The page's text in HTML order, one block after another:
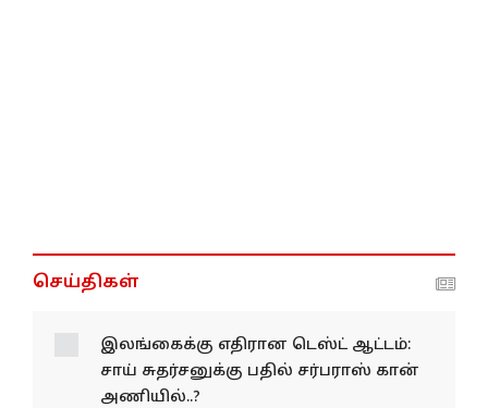
செய்திகள்
இலங்கைக்கு எதிரான டெஸ்ட் ஆட்டம்:
சாய் சுதர்சனுக்கு பதில் சர்பராஸ் கான்
அணியில்..?